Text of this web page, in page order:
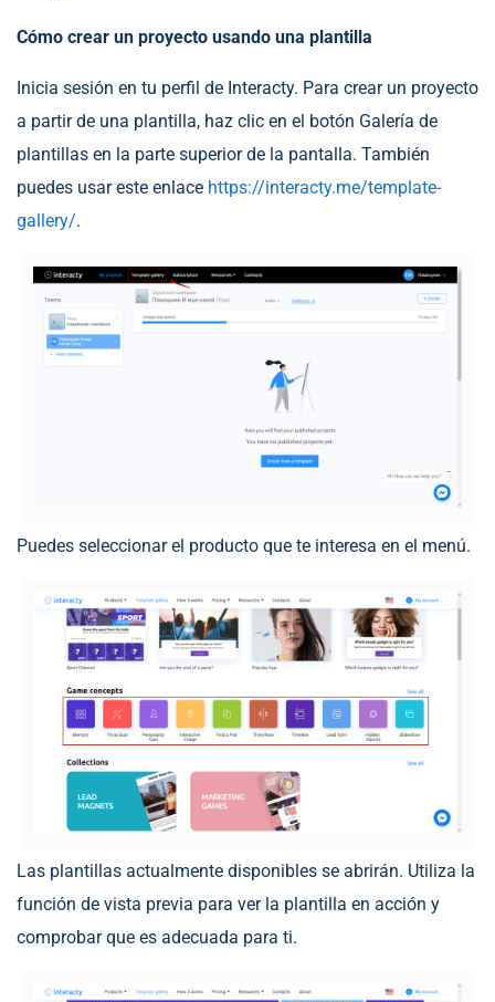
Cómo crear un proyecto usando una plantilla
Inicia sesión en tu perfil de Interacty. Para crear un proyecto
a partir de una plantilla, haz clic en el botón Galería de
plantillas en la parte superior de la pantalla. También
puedes usar este enlace https://interacty.me/template-
gallery/.
Puedes seleccionar el producto que te interesa en el menú.
Las plantillas actualmente disponibles se abrirán. Utiliza la
función de vista previa para ver la plantilla en acción y
comprobar que es adecuada para ti.